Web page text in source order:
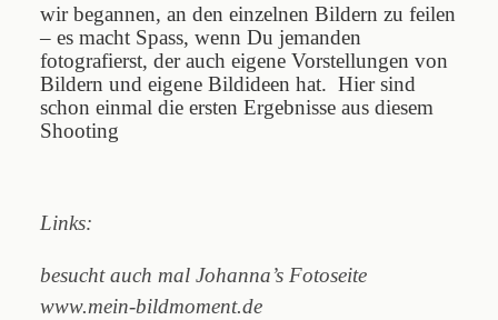
wir begannen, an den einzelnen Bildern zu feilen
– es macht Spass, wenn Du jemanden
fotografierst, der auch eigene Vorstellungen von
Bildern und eigene Bildideen hat. Hier sind
schon einmal die ersten Ergebnisse aus diesem
Shooting
Links:
besucht auch mal Johanna’s Fotoseite
www.mein-bildmoment.de